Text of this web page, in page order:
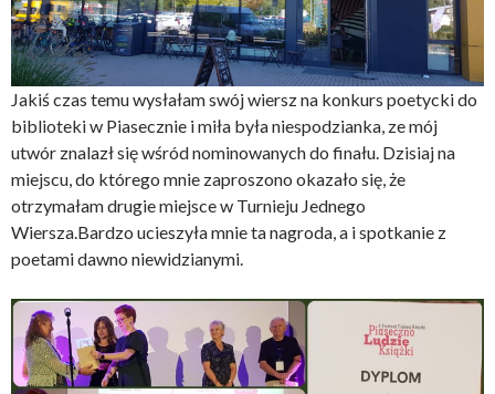
Jakiś czas temu wysłałam swój wiersz na konkurs poetycki do
biblioteki w Piasecznie i miła była niespodzianka, ze mój
utwór znalazł się wśród nominowanych do finału. Dzisiaj na
miejscu, do którego mnie zaproszono okazało się, że
otrzymałam drugie miejsce w Turnieju Jednego
Wiersza.Bardzo ucieszyła mnie ta nagroda, a i spotkanie z
poetami dawno niewidzianymi.